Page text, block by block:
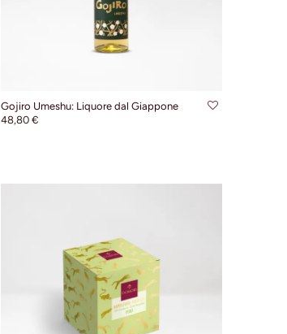
Gojiro Umeshu: Liquore dal Giappone
48,80 €